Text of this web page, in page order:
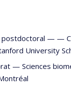
postdoctoral — —
University
— Sciences